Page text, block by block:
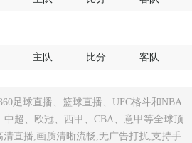
主队 比分 客队
足球直播、篮球直播、UFC格斗和NBA
超、欧冠、西甲、CBA、意甲等全球顶
直播,画质清晰流畅,无广告打扰,支持手